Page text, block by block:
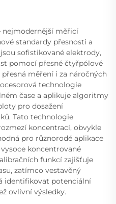
nejmodernější měřicí
standardy přesnosti a
sofistikované elektrody,
pomocí přesné čtyřpólové
měření i za náročných
technologie
čase a aplikuje algoritmy
pro dosažení
Tato technologie
koncentrací, obvykle
pro různorodé aplikace
koncentrované
funkcí zajišťuje
zatímco vestavěný
identifikovat potenciální
ovlivní výsledky.